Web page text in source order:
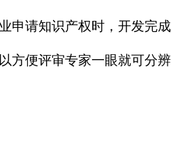
请知识产权时，开发完
便评审专家一眼就可分辨